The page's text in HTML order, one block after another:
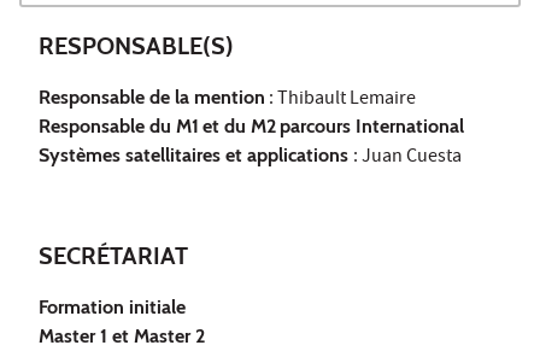
RESPONSABLE(S)
Responsable de la mention : Thibault Lemaire
Responsable du M1 et du M2 parcours International
Systèmes satellitaires et applications : Juan Cuesta
SECRÉTARIAT
Formation initiale
Master 1 et Master 2